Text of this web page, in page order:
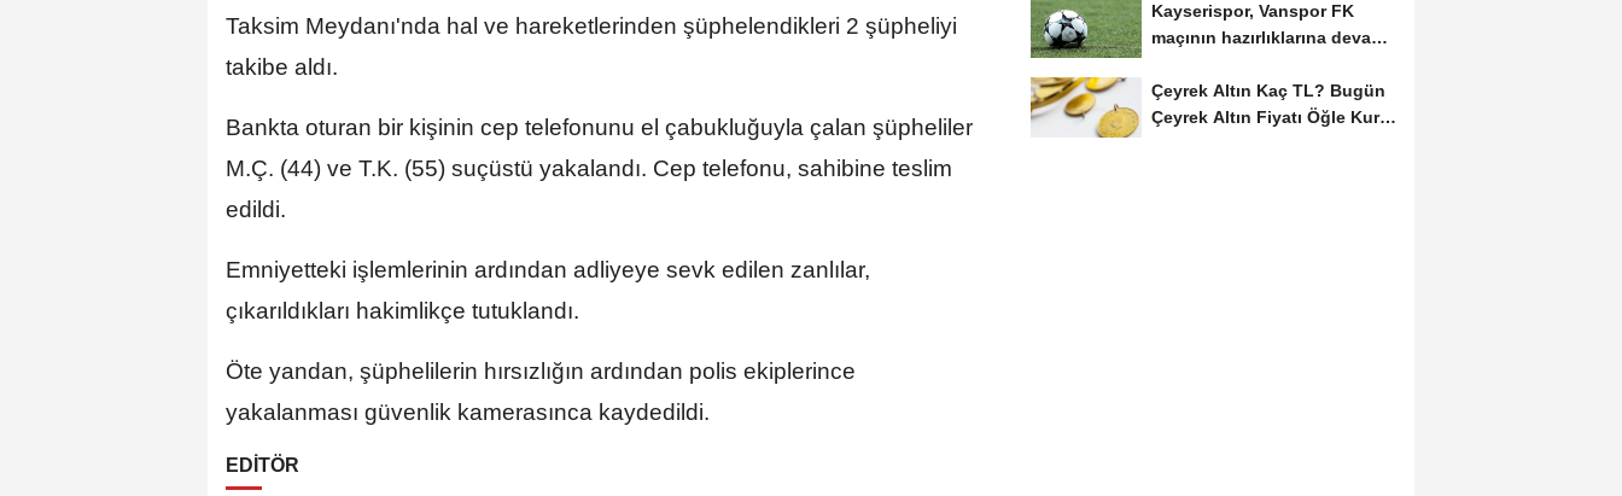
Taksim Meydanı'nda hal ve hareketlerinden şüphelendikleri 2 şüpheliyi
takibe aldı.
Bankta oturan bir kişinin cep telefonunu el çabukluğuyla çalan şüpheliler
M.Ç. (44) ve T.K. (55) suçüstü yakalandı. Cep telefonu, sahibine teslim
edildi.
Emniyetteki işlemlerinin ardından adliyeye sevk edilen zanlılar,
çıkarıldıkları hakimlikçe tutuklandı.
Öte yandan, şüphelilerin hırsızlığın ardından polis ekiplerince
yakalanması güvenlik kamerasınca kaydedildi.
EDİTÖR
Kayserispor, Vanspor FK
maçının hazırlıklarına devam
Çeyrek Altın Kaç TL? Bugün
Çeyrek Altın Fiyatı Öğle Kuru